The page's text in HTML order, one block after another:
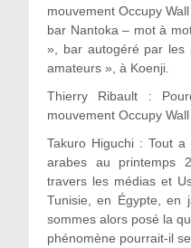
mouvement Occupy
bar Nantoka – mot à
», bar autogéré par les
amateurs », à Koenji.
Thierry Ribault :
mouvement Occupy
Takuro Higuchi : Tout
arabes au printemps
travers les médias et
Tunisie, en Égypte, en
sommes alors posé la
phénomène pourrait-il